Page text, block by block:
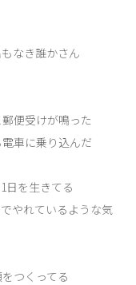
なき誰かさん
便受けが鳴った
車に乗り込んだ
を生きてる
やれているような気
つくってる